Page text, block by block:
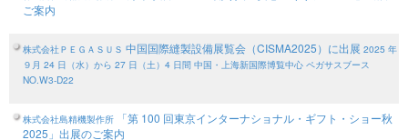
ご案内
株式会社ＰＥＧＡＳＵＳ 中国国際縫製設備展覧会（CISMA2025）に出展 2025 年
９月 24 日（水）から 27 日（土）4 日間 中国・上海新国際博覧中心 ペガサスブース
NO.W3-D22
株式会社島精機製作所 「第 100 回東京インターナショナル・ギフト・ショー秋
2025」出展のご案内